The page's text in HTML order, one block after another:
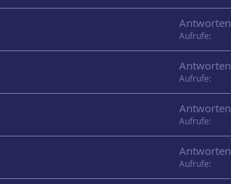
Antworten
Aufrufe
Antworten
Aufrufe
Antworten
Aufrufe
Antworten
Aufrufe